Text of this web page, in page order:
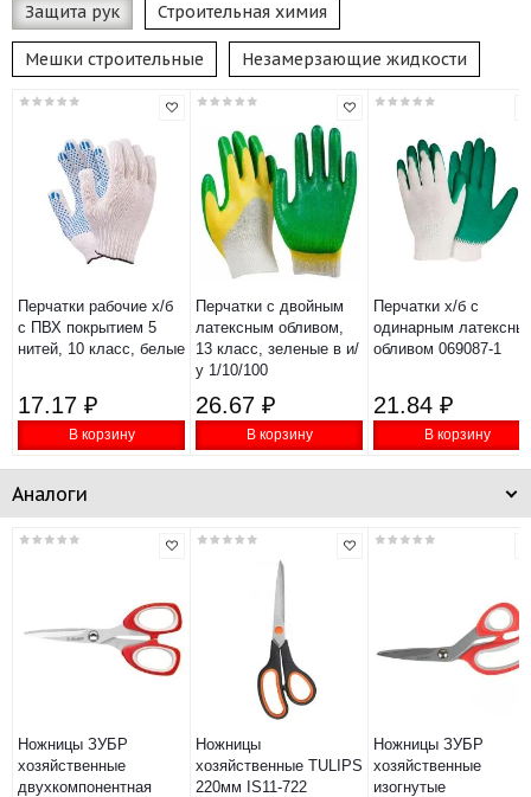
Защита рук Строительная химия
Мешки строительные Незамерзающие жидкости
Перчатки рабочие х/б
с ПВХ покрытием 5
нитей, 10 класс, белые
17.17 ₽
В корзину
Перчатки с двойным
латексным обливом,
13 класс, зеленые в и/
у 1/10/100
26.67 ₽
В корзину
Перчатки х/б с
одинарным
обливом 069087-1
21.84 ₽
В корзину
Аналоги
Ножницы ЗУБР
хозяйственные
двухкомпонентная
Ножницы
хозяйственные TULIPS
220мм IS11-722
Ножницы ЗУБР
хозяйственные
изогнутые